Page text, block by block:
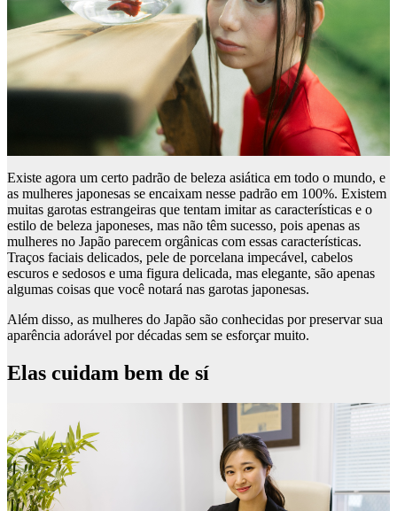
Existe agora um certo padrão de beleza asiática em todo o mundo, e
as mulheres japonesas se encaixam nesse padrão em 100%. Existem
muitas garotas estrangeiras que tentam imitar as características e o
estilo de beleza japoneses, mas não têm sucesso, pois apenas as
mulheres no Japão parecem orgânicas com essas características.
Traços faciais delicados, pele de porcelana impecável, cabelos
escuros e sedosos e uma figura delicada, mas elegante, são apenas
algumas coisas que você notará nas garotas japonesas.
Além disso, as mulheres do Japão são conhecidas por preservar sua
aparência adorável por décadas sem se esforçar muito.
Elas cuidam bem de sí